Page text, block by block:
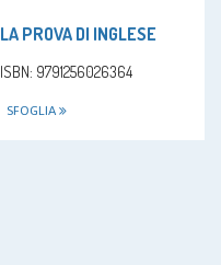
LA PROVA DI INGLESE
ISBN: 9791256026364
SFOGLIA